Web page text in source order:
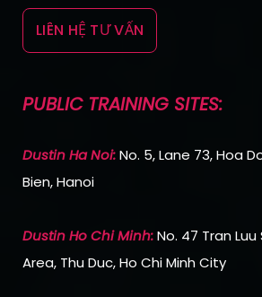
LIÊN HỆ TƯ VẤN
PUBLIC TRAINING SITES:
Dustin Ha Noi:No. 5, Lane 73, Hoa
Bien, Hanoi
Dustin Ho Chi Minh:No. 47 Tran
Area, Thu Duc, Ho Chi Minh City